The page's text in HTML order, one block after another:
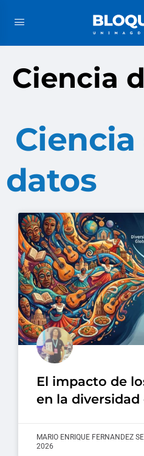
Ciencia
Ciencia
datos
El impacto de
en la
MARIO ENRIQUE FERNANDEZ
2026